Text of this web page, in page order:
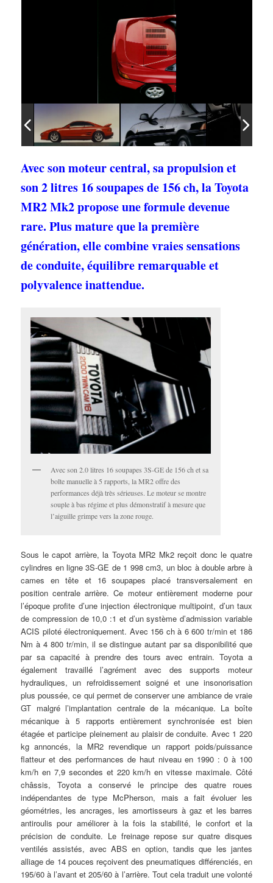
Avec son moteur central, sa propulsion et
son 2 litres 16 soupapes de 156 ch, la Toyota
MR2 Mk2 propose une formule devenue
rare. Plus mature que la première
génération, elle combine vraies sensations
de conduite, équilibre remarquable et
polyvalence inattendue.
Avec son 2.0 litres 16 soupapes 3S-GE de 156 ch et sa
boîte manuelle à 5 rapports, la MR2 offre des
performances déjà très sérieuses. Le moteur se montre
souple à bas régime et plus démonstratif à mesure que
l’aiguille grimpe vers la zone rouge.
Sous le capot arrière, la Toyota MR2 Mk2 reçoit donc le quatre
cylindres en ligne 3S-GE de 1 998 cm3, un bloc à double arbre à
cames en tête et 16 soupapes placé transversalement en
position centrale arrière. Ce moteur entièrement moderne pour
l’époque profite d’une injection électronique multipoint, d’un taux
de compression de 10,0 :1 et d’un système d’admission variable
ACIS piloté électroniquement. Avec 156 ch à 6 600 tr/min et 186
Nm à 4 800 tr/min, il se distingue autant par sa disponibilité que
par sa capacité à prendre des tours avec entrain. Toyota a
également travaillé l’agrément avec des supports moteur
hydrauliques, un refroidissement soigné et une insonorisation
plus poussée, ce qui permet de conserver une ambiance de vraie
GT malgré l’implantation centrale de la mécanique. La boîte
mécanique à 5 rapports entièrement synchronisée est bien
étagée et participe pleinement au plaisir de conduite. Avec 1 220
kg annoncés, la MR2 revendique un rapport poids/puissance
flatteur et des performances de haut niveau en 1990 : 0 à 100
km/h en 7,9 secondes et 220 km/h en vitesse maximale. Côté
châssis, Toyota a conservé le principe des quatre roues
indépendantes de type McPherson, mais a fait évoluer les
géométries, les ancrages, les amortisseurs à gaz et les barres
antiroulis pour améliorer à la fois la stabilité, le confort et la
précision de conduite. Le freinage repose sur quatre disques
ventilés assistés, avec ABS en option, tandis que les jantes
alliage de 14 pouces reçoivent des pneumatiques différenciés, en
195/60 à l’avant et 205/60 à l’arrière. Tout cela traduit une volonté